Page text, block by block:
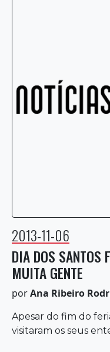
2013-11-06
DIA DOS SANTOS
MUITA GENTE
porAna Ribeiro
Apesar do fim do
visitaram os seus